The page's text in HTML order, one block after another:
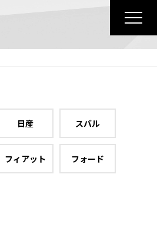
日産 スバル
フィアット フォード